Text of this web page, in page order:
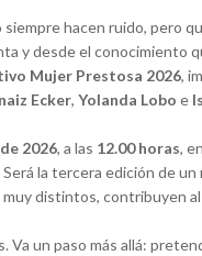
hacen ruido, pero
y desde el conocimiento
Mujer Prestosa 2026,
Ecker, Yolanda Lobo e
2026, a las 12.00 horas,
Será la tercera edición de
distintos, contribuyen
Va un paso más allá: